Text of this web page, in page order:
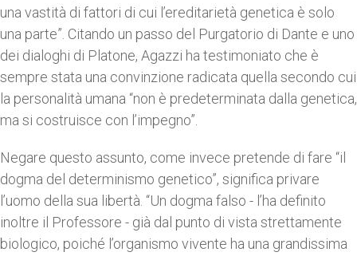
una vastità di fattori di cui l’ereditarietà genetica è solo
una parte”. Citando un passo del Purgatorio di Dante e uno
dei dialoghi di Platone, Agazzi ha testimoniato che è
sempre stata una convinzione radicata quella secondo cui
la personalità umana “non è predeterminata dalla genetica,
ma si costruisce con l’impegno”.
Negare questo assunto, come invece pretende di fare “il
dogma del determinismo genetico”, significa privare
l’uomo della sua libertà. “Un dogma falso - l’ha definito
inoltre il Professore - già dal punto di vista strettamente
biologico, poiché l’organismo vivente ha una grandissima